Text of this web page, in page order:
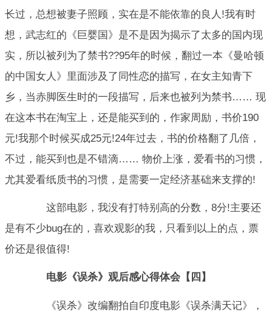
长过，总想被妻子照顾，实在是不能依靠的良人!我有时
想，武志红的《巨婴国》是不是因为揭示了太多的国内现
实，所以被列为了禁书??95年的时候，翻过一本《曼哈顿
的中国女人》里面涉及了同性恋的描写，在女主知青下
乡，当赤脚医生时的一段描写，后来也被列为禁书…… 现
在这本书在淘宝上，还是能买到的，作家周励，书价190
元!我那个时候买成25元!24年过去，书的价格翻了几倍，
不过，能买到也是不错滴…… 物价上涨，爱看书的习惯，
尤其爱看纸质书的习惯，是需要一定经济基础来支撑的!
这部电影，我没有打特别高的分数，8分!主要还
是有不少bug在的，喜欢观影的我，只看到以上的点，票
价还是很值得!
电影《误杀》观后感心得体会【四】
《误杀》改编翻拍自印度电影《误杀满天记》，